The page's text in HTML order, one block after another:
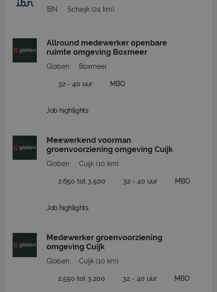
IBN Schaijk (24 km)
Allround medewerker openbare
ruimte omgeving Boxmeer
Globen Boxmeer
32 - 40 uur MBO
Job highlights
Meewerkend voorman
groenvoorziening omgeving Cuijk
Globen Cuijk (10 km)
2.650 tot 3.500 32 - 40 uur MBO
Job highlights
Medewerker groenvoorziening
omgeving Cuijk
Globen Cuijk (10 km)
2.550 tot 3.200 32 - 40 uur MBO